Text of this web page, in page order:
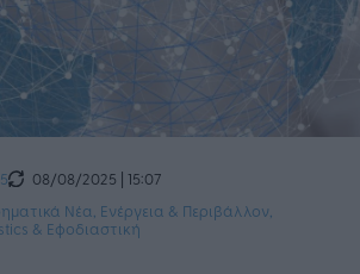
08/08/2025 | 15:07
Νέα Ενέργεια & Περιβάλλον
& Εφοδιαστική